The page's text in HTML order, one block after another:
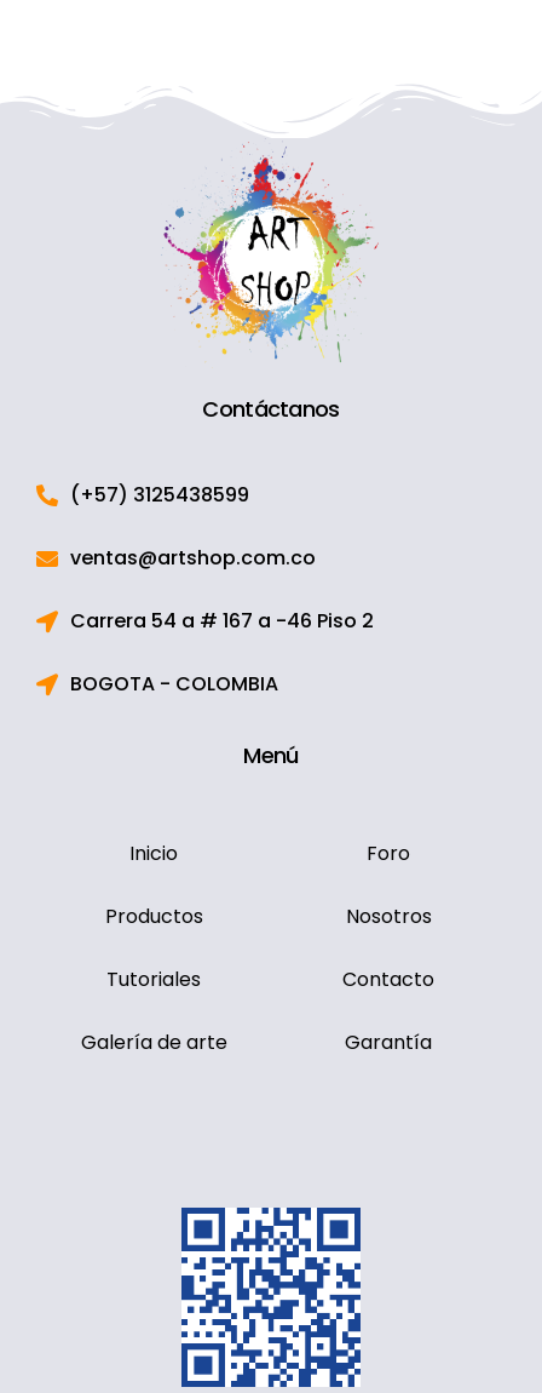
Contáctanos
(+57) 3125438599
ventas@artshop.com.co
Carrera 54 a # 167 a -46 Piso 2
BOGOTA - COLOMBIA
Menú
Inicio
Productos
Tutoriales
Galería de arte
Foro
Nosotros
Contacto
Garantía